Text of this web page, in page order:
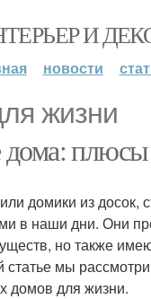
И
новости
жизни
дома:
домики из досок,
в наши дни. Они
но также
статье мы
домов для жизни.